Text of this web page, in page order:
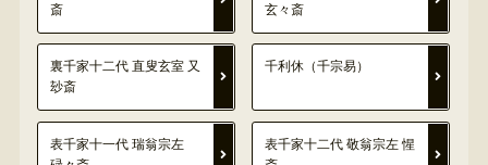
斎
玄々斎
裏千家十二代 直叟玄室 又
玅斎
千利休（千宗易）
表千家十一代 瑞翁宗左
表千家十二代 敬翁宗左 惺